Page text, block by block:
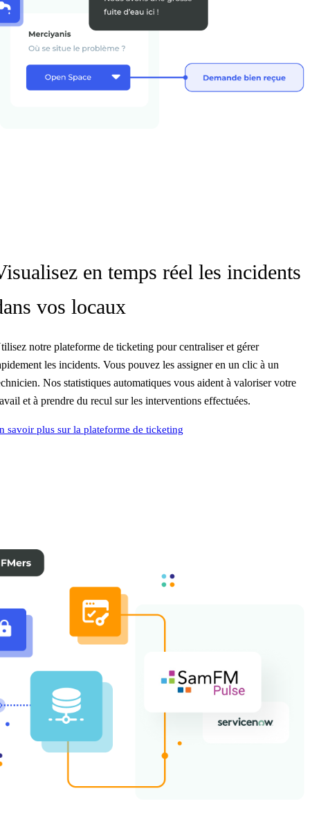
en temps réel les incidents
vos locaux
notre plateforme de ticketing pour centraliser et gérer
les incidents. Vous pouvez les assigner en un clic à un
Nos statistiques automatiques vous aident à valoriser votre
et à prendre du recul sur les interventions effectuées.
savoir plus sur la plateforme de ticketing